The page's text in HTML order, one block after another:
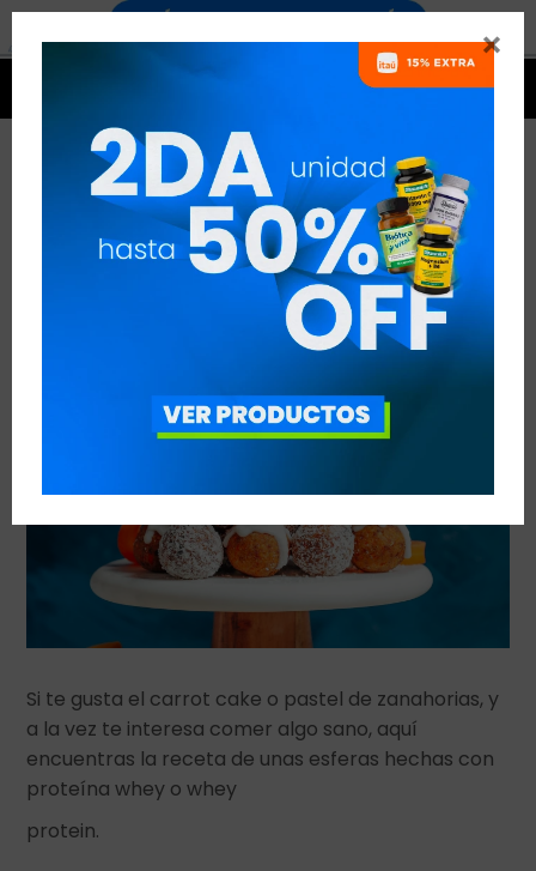

ESFERAS PROTEICAS DE CARROT CAKE
VER TODAS LAS ENTRADAS
Suplementación
Si te gusta el carrot cake o pastel de zanahorias, y
a la vez te interesa comer algo sano, aquí
encuentras la receta de unas esferas hechas con
proteína whey o whey
protein.